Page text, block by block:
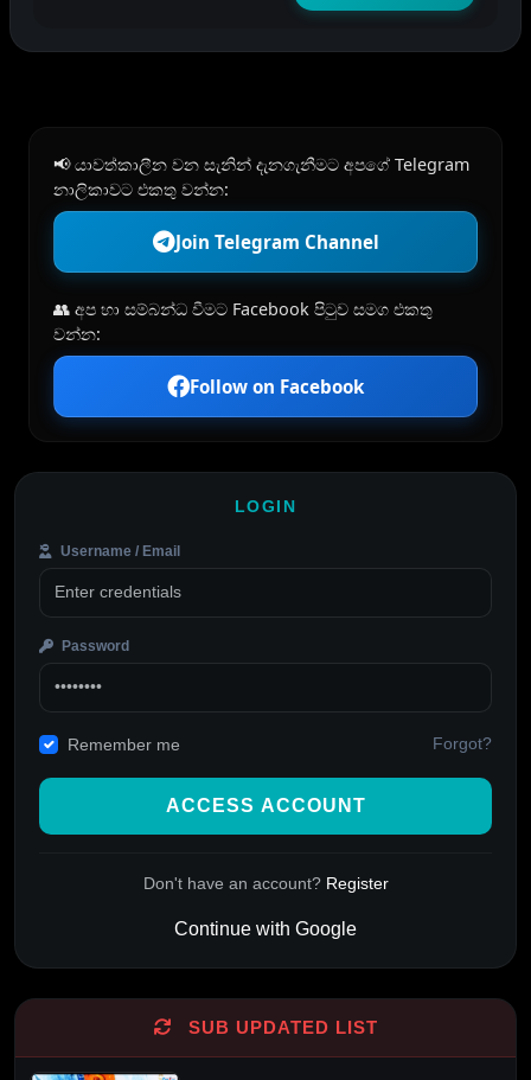
📢 යාවත්කාලීන වන සැනින් දැනගැනීමට අපගේ Telegram
නාලිකාවට එකතු වන්න:
Join Telegram Channel
👥 අප හා සම්බන්ධ වීමට Facebook පිටුව සමග එකතු
වන්න:
Follow on Facebook
LOGIN
Username / Email
Password
Remember me Forgot?
ACCESS ACCOUNT
Don't have an account? Register
Continue with Google
SUB UPDATED LIST